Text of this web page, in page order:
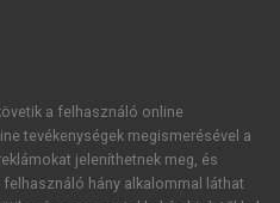
a felhasználó online
tevékenységek megismerésével a
jeleníthetnek meg, és
hány alkalommal láthat